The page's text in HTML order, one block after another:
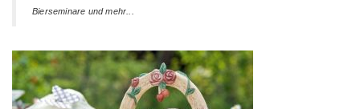
Bierseminare und mehr...